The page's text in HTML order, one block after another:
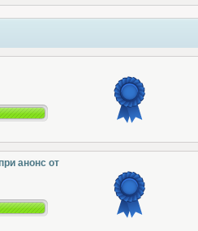
анонс от